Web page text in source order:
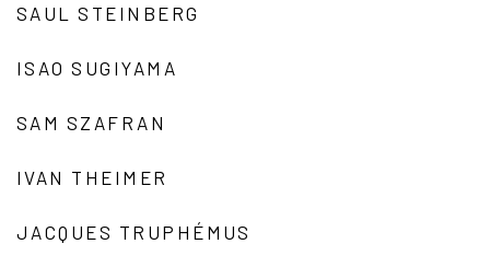
SAUL STEINBERG
ISAO SUGIYAMA
SAM SZAFRAN
IVAN THEIMER
JACQUES TRUPHÉMUS